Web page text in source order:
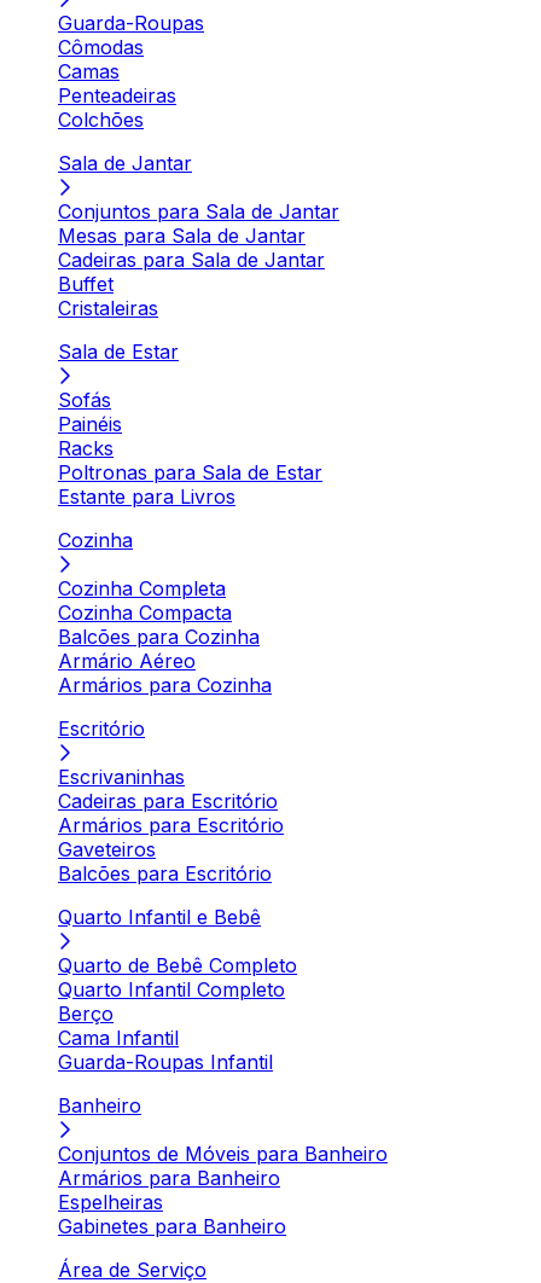
Guarda-Roupas
Cômodas
Camas
Penteadeiras
Colchões
Sala de Jantar
Conjuntos para Sala de Jantar
Mesas para Sala de Jantar
Cadeiras para Sala de Jantar
Buffet
Cristaleiras
Sala de Estar
Sofás
Painéis
Racks
Poltronas para Sala de Estar
Estante para Livros
Cozinha
Cozinha Completa
Cozinha Compacta
Balcões para Cozinha
Armário Aéreo
Armários para Cozinha
Escritório
Escrivaninhas
Cadeiras para Escritório
Armários para Escritório
Gaveteiros
Balcões para Escritório
Quarto Infantil e Bebê
Quarto de Bebê Completo
Quarto Infantil Completo
Berço
Cama Infantil
Guarda-Roupas Infantil
Banheiro
Conjuntos de Móveis para Banheiro
Armários para Banheiro
Espelheiras
Gabinetes para Banheiro
Área de Serviço